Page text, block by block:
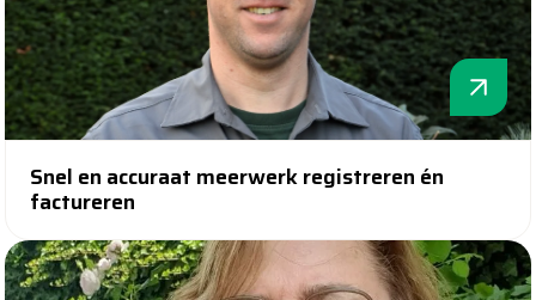
Snel en accuraat meerwerk registreren én
factureren